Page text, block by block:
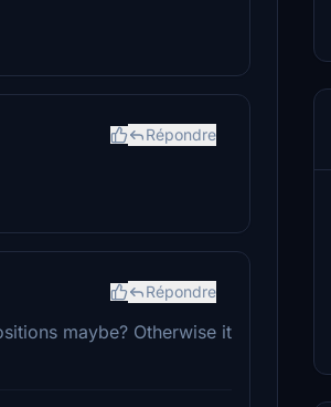
Répondre
Répondre
maybe? Otherwise it